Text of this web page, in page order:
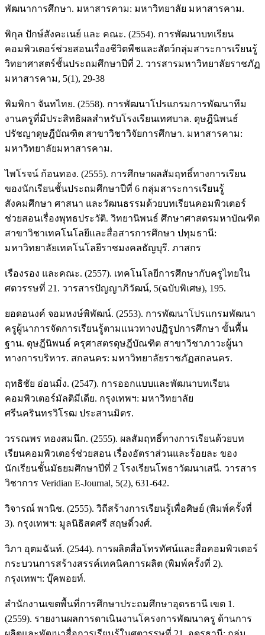
พัฒนาการศึกษา. มหาสารคาม: มหาวิทยาลัย มหาสารคาม.
พิกุล ปักษ์สังคะเนย์ และ คณะ. (2554). การพัฒนาบทเรียน
คอมพิวเตอร์ช่วยสอนเรื่องชีวิตพืชและสัตว์กลุ่มสาระการเรียนรู้
วิทยาศาสตร์ชั้นประถมศึกษาปีที่ 2. วารสารมหาวิทยาลัยราชภัฏ
มหาสารคาม, 5(1), 29-38
พิมพิกา จันทไทย. (2558). การพัฒนาโปรแกรมการพัฒนาทีม
งานครูที่มีประสิทธิผลสำหรับโรงเรียนเทศบาล. ดุษฎีนิพนธ์
ปรัชญาดุษฎีบัณฑิต สาขาวิชาวิจัยการศึกษา. มหาสารคาม:
มหาวิทยาลัยมหาสารคาม.
ไพโรจน์ ก้อนทอง. (2555). การศึกษาผลสัมฤทธิ์ทางการเรียน
ของนักเรียนชั้นประถมศึกษาปีที่ 6 กลุ่มสาระการเรียนรู้
สังคมศึกษา ศาสนา และวัฒนธรรมด้วยบทเรียนคอมพิวเตอร์
ช่วยสอนเรื่องพุทธประวัติ. วิทยานิพนธ์ ศึกษาศาสตรมหาบัณฑิต
สาขาวิชาเทคโนโลยีและสื่อสารการศึกษา ปทุมธานี:
มหาวิทยาลัยเทคโนโลยีราชมงคลธัญบุรี. ภาสกร
เรืองรอง และคณะ. (2557). เทคโนโลยีการศึกษากับครูไทยใน
ศตวรรษที่ 21. วารสารปัญญาภิวัฒน์, 5(ฉบับพิเศษ), 195.
ยอดอนงค์ จอมหงษ์พิพัฒน์. (2553). การพัฒนาโปรแกรมพัฒนา
ครูผู้นาการจัดการเรียนรู้ตามแนวทางปฏิรูปการศึกษา ขั้นพื้น
ฐาน. ดุษฎีนิพนธ์ ครุศาสตรดุษฎีบัณฑิต สาขาวิชาภาวะผู้นา
ทางการบริหาร. สกลนคร: มหาวิทยาลัยราชภัฏสกลนคร.
ฤทธิชัย อ่อนมิ่ง. (2547). การออกแบบและพัฒนาบทเรียน
คอมพิวเตอร์มัลติมีเดีย. กรุงเทพฯ: มหาวิทยาลัย
ศรีนครินทรวิโรฒ ประสานมิตร.
วรรณพร ทองสมนึก. (2555). ผลสัมฤทธิ์ทางการเรียนด้วยบท
เรียนคอมพิวเตอร์ช่วยสอน เรื่องอัตราส่วนและร้อยละ ของ
นักเรียนชั้นมัธยมศึกษาปีที่ 2 โรงเรียนโพธาวัฒนาเสนี. วารสาร
วิชาการ Veridian E-Journal, 5(2), 631-642.
วิจารณ์ พานิช. (2555). วิถีสร้างการเรียนรู้เพื่อศิษย์ (พิมพ์ครั้งที่
3). กรุงเทพฯ: มูลนิธิสดศรี สฤษดิ์วงศ์.
วิภา อุตมฉันท์. (2544). การผลิตสื่อโทรทัศน์และสื่อคอมพิวเตอร์
กระบวนการสร้างสรรค์เทคนิคการผลิต (พิมพ์ครั้งที่ 2).
กรุงเทพฯ: บุ๊คพอยท์.
สำนักงานเขตพื้นที่การศึกษาประถมศึกษาอุดรธานี เขต 1.
(2559). รายงานผลการดาเนินงานโครงการพัฒนาครู ด้านการ